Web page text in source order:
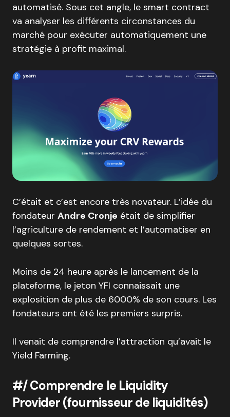
automatisé. Sous cet angle, le smart contract
va analyser les différents circonstances du
marché pour exécuter automatiquement une
stratégie à profit maximal.
C’était et c’est encore très novateur. L’idée du
fondateur Andre Cronje était de simplifier
l’agriculture de rendement et l’automatiser en
quelques sortes.
Moins de 24 heure après le lancement de la
plateforme, le jeton YFI connaissait une
explosition de plus de 6000% de son cours. Les
fondateurs ont été les premiers surpris.
Il venait de comprendre l’attraction qu’avait le
Yield Farming.
#/ Comprendre le Liquidity
Provider (fournisseur de liquidités)